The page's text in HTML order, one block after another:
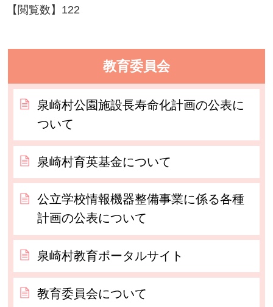
【閲覧数】 122
教育委員会
泉崎村公園施設長寿命化計画の公表に
ついて
泉崎村育英基金について
公立学校情報機器整備事業に係る各種
計画の公表について
泉崎村教育ポータルサイト
教育委員会について